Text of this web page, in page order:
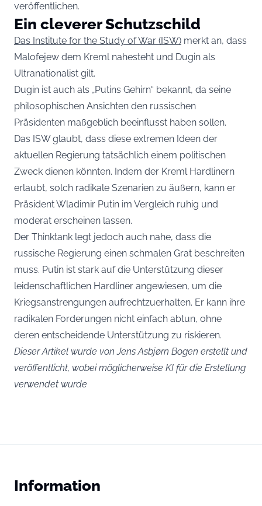
veröffentlichen.
Ein cleverer Schutzschild
Das Institute for the Study of War (ISW) merkt an, dass
Malofejew dem Kreml nahesteht und Dugin als
Ultranationalist gilt.
Dugin ist auch als „Putins Gehirn“ bekannt, da seine
philosophischen Ansichten den russischen
Präsidenten maßgeblich beeinflusst haben sollen.
Das ISW glaubt, dass diese extremen Ideen der
aktuellen Regierung tatsächlich einem politischen
Zweck dienen könnten. Indem der Kreml Hardlinern
erlaubt, solch radikale Szenarien zu äußern, kann er
Präsident Wladimir Putin im Vergleich ruhig und
moderat erscheinen lassen.
Der Thinktank legt jedoch auch nahe, dass die
russische Regierung einen schmalen Grat beschreiten
muss. Putin ist stark auf die Unterstützung dieser
leidenschaftlichen Hardliner angewiesen, um die
Kriegsanstrengungen aufrechtzuerhalten. Er kann ihre
radikalen Forderungen nicht einfach abtun, ohne
deren entscheidende Unterstützung zu riskieren.
Dieser Artikel wurde von Jens Asbjørn Bogen erstellt und
veröffentlicht, wobei möglicherweise KI für die Erstellung
verwendet wurde
Information